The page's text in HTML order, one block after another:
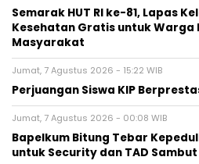
Semarak HUT RI ke-81, Lapas
Kesehatan Gratis untuk Warga
Masyarakat
Jumat, 7 Agustus 2026 - 15:22 WIB
Perjuangan Siswa KIP
Jumat, 7 Agustus 2026 - 00:08 WIB
Bapelkum Bitung Tebar
untuk Security dan TAD Sambut